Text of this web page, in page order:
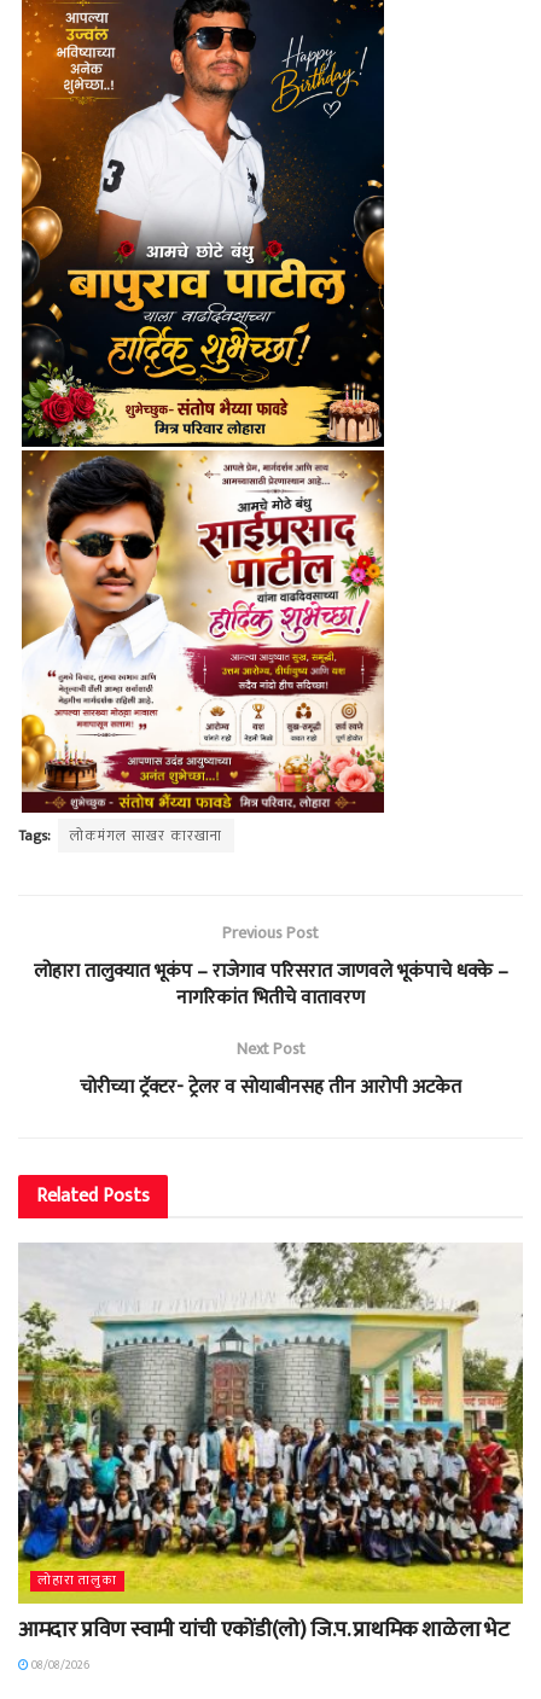
Tags: लोकमंगल साखर कारखाना
Previous Post
लोहारा तालुक्यात भूकंप – राजेगाव परिसरात जाणवले भूकंपाचे धक्के –
नागरिकांत भितीचे वातावरण
Next Post
चोरीच्या ट्रॅक्टर- ट्रेलर व सोयाबीनसह तीन आरोपी अटकेत
RelatedPosts
लोहारा तालुका
आमदार प्रविण स्वामी यांची एकोंडी(लो) जि.प. प्राथमिक शाळेला भेट
08/08/2026